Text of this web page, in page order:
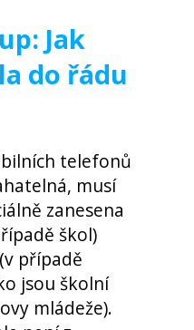
Jak
do řádu
telefonů
musí
zanesena
škol)
(v případě
jsou školní
mládeže).